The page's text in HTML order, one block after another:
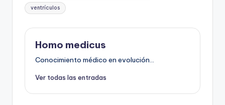
ventrículos
Homo medicus
Conocimiento médico en evolución...
Ver todas las entradas